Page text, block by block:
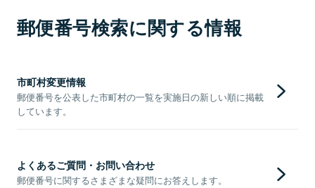
郵便番号検索に関する情報
市町村変更情報
郵便番号を公表した市町村の一覧を実施日の新しい順に掲載
しています。
よくあるご質問・お問い合わせ
郵便番号に関するさまざまな疑問にお答えします。